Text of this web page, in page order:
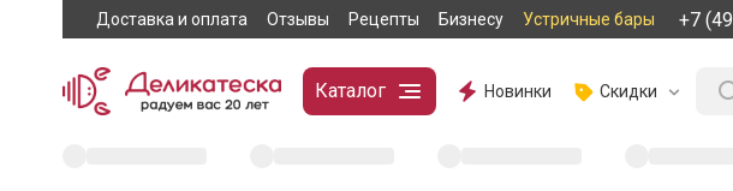
Доставка и оплата Отзывы Рецепты Бизнесу Устричные бары +7
Каталог Новинки Скидки